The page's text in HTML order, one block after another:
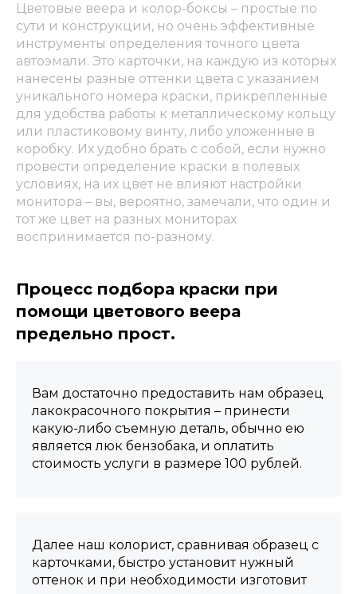
Цветовые веера и колор-боксы – простые по
сути и конструкции, но очень эффективные
инструменты определения точного цвета
автоэмали. Это карточки, на каждую из которых
нанесены разные оттенки цвета с указанием
уникального номера краски, прикрепленные
для удобства работы к металлическому кольцу
или пластиковому винту, либо уложенные в
коробку. Их удобно брать с собой, если нужно
провести определение краски в полевых
условиях, на их цвет не влияют настройки
монитора – вы, вероятно, замечали, что один и
тот же цвет на разных мониторах
воспринимается по-разному.
Процесс подбора краски при
помощи цветового веера
предельно прост.
Вам достаточно предоставить нам образец
лакокрасочного покрытия – принести
какую-либо съемную деталь, обычно ею
является люк бензобака, и оплатить
стоимость услуги в размере 100 рублей.
Далее наш колорист, сравнивая образец с
карточками, быстро установит нужный
оттенок и при необходимости изготовит